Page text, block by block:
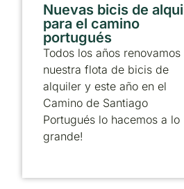
Nuevas bicis de
para el camino
portugués
Todos los años renovamos
nuestra flota de bicis de
alquiler y este año en el
Camino de Santiago
Portugués lo hacemos a lo
grande!